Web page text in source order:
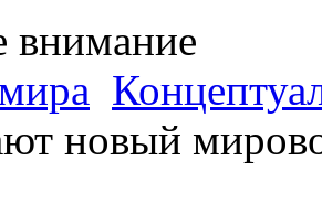
внимание
новый